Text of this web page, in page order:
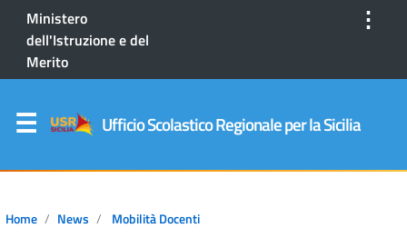
Ministero
dell'Istruzione e del
Merito
⋮
Ufficio Scolastico Regionale per la Sicilia
Home News Mobilità Docenti